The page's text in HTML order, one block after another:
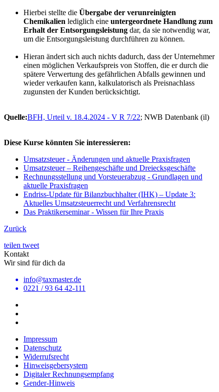
Hierbei stellte die Übergabe der verunreinigten
Chemikalien lediglich eine untergeordnete Handlung zum
Erhalt der Entsorgungsleistung dar, da sie notwendig war,
um die Entsorgungsleistung durchführen zu können.
Hieran ändert sich auch nichts dadurch, dass der Unternehmer
einen möglichen Verkaufspreis von Stoffen, die er durch die
spätere Verwertung des gefährlichen Abfalls gewinnen und
wieder verkaufen kann, kalkulatorisch als Preisnachlass
zugunsten der Kunden berücksichtigt.
Quelle:BFH, Urteil v. 18.4.2024 - V R 7/22; NWB Datenbank (il)
Diese Kurse könnten Sie interessieren:
Umsatzsteuer - Änderungen und aktuelle Praxisfragen
Umsatzsteuer – Reihengeschäfte und Dreiecksgeschäfte
Rechnungsstellung und Vorsteuerabzug - Grundlagen und
aktuelle Praxisfragen
Endriss-Update für Bilanzbuchhalter (IHK) – Update 3:
Aktuelles Umsatzsteuerrecht und Verfahrensrecht
Das Praktikerseminar - Wissen für Ihre Praxis
Zurück
teilen tweet
Kontakt
Wir sind für dich da
info@taxmaster.de
0221 / 93 64 42-111
Impressum
Datenschutz
Widerrufsrecht
Hinweisgebersystem
Digitaler Rechnungsempfang
Gender-Hinweis